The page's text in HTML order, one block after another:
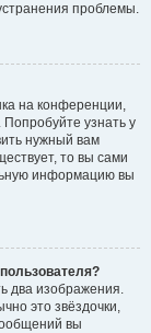
проблемы.
на конференции,
узнать у
нужный вам
то вы сами
информацию вы
два изображения.
это звёздочки,
вы